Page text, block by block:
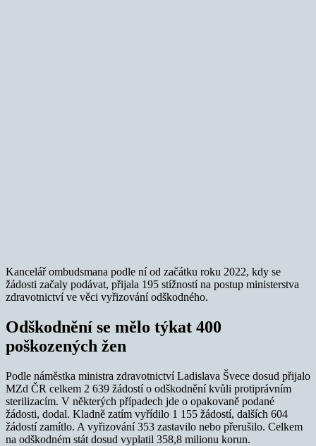
Kancelář ombudsmana podle ní od začátku roku 2022, kdy se
žádosti začaly podávat, přijala 195 stížností na postup ministerstva
zdravotnictví ve věci vyřizování odškodného.
Odškodnění se mělo týkat 400
poškozených žen
Podle náměstka ministra zdravotnictví Ladislava Švece dosud přijalo
MZd ČR celkem 2 639 žádostí o odškodnění kvůli protiprávním
sterilizacím. V některých případech jde o opakovaně podané
žádosti, dodal. Kladně zatím vyřídilo 1 155 žádostí, dalších 604
žádostí zamítlo. A vyřizování 353 zastavilo nebo přerušilo. Celkem
na odškodném stát dosud vyplatil 358,8 milionu korun.